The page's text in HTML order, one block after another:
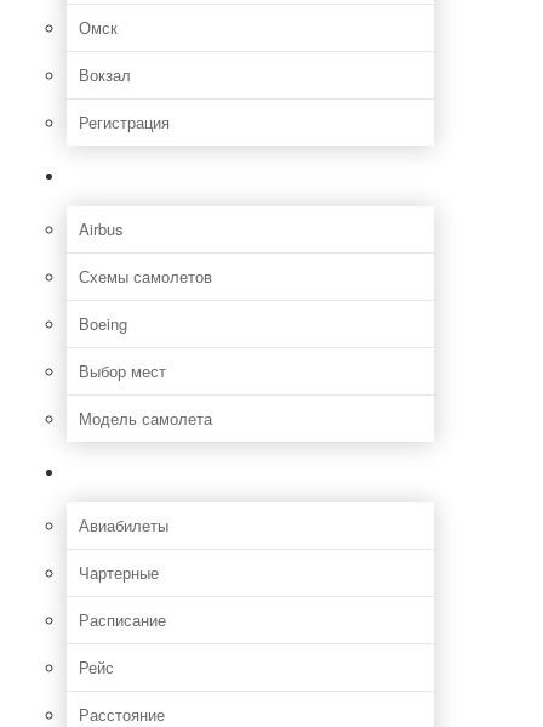
Омск
Вокзал
Регистрация
Airbus
Схемы самолетов
Boeing
Выбор мест
Модель самолета
Авиабилеты
Чартерные
Расписание
Рейс
Расстояние